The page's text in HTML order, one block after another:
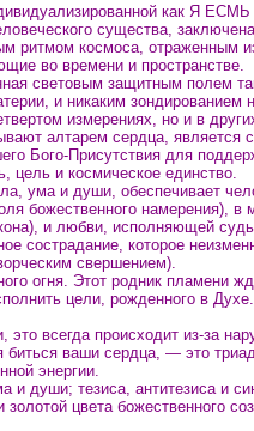
как Я ЕСМЬ
существа,
ритмом космоса, отраженным
во времени и пространстве.
световым защитным полем
и никаким зондированием
измерениях, но и в
алтарем сердца, является
Бого-Присутствия для
и космическое единство.
ума и души, обеспечивает
божественного намерения),
и любви, исполняющей
сострадание, которое
свершением).
огня. Этот родник пламени
цели, рожденного в Духе.
всегда происходит из-за
ваши сердца, — это
энергии.
души; тезиса, антитезиса и
цвета божественного